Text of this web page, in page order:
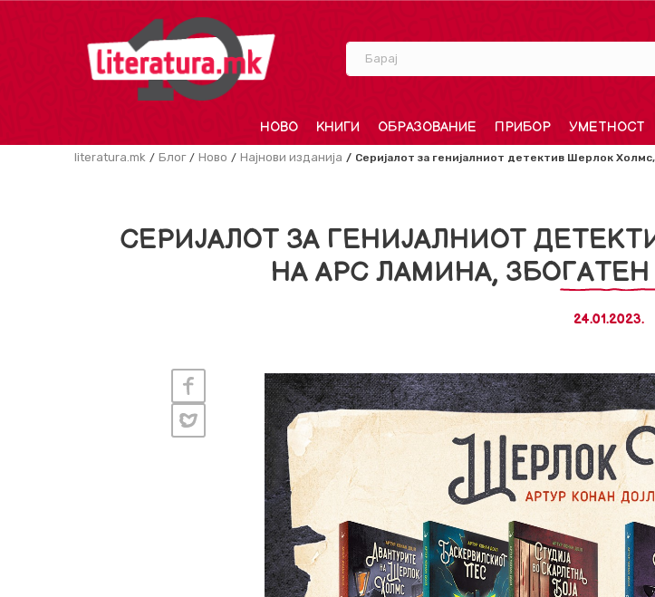
Барај
НОВО КНИГИ ОБРАЗОВАНИЕ ПРИБОР УМЕТНОСТ
literatura.mk Блог Ново Најнови изданија Серијалот за генијалниот детектив Шерлок
СЕРИЈАЛОТ ЗА ГЕНИЈАЛНИОТ
НА АРС ЛАМИНА,
24.01.2023.